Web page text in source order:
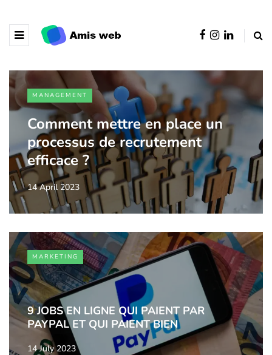
MANAGEMENT
Comment mettre en place un
processus de recrutement
efficace ?
14 April 2023
MARKETING
9 JOBS EN LIGNE QUI PAIENT PAR
PAYPAL ET QUI PAIENT BIEN
14 July 2023